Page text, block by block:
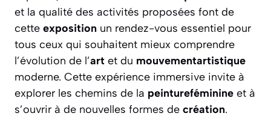
et la qualité des activités proposées font de
cette exposition un rendez-vous essentiel pour
tous ceux qui souhaitent mieux comprendre
l’évolution de l’art et du mouvementartistique
moderne. Cette expérience immersive invite à
explorer les chemins de la peintureféminine et à
s’ouvrir à de nouvelles formes de création.